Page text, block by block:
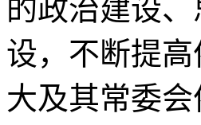
的政治建设
设，不断提
大及其常委